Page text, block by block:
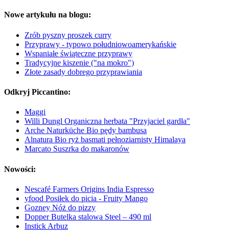
Nowe artykułu na blogu:
Zrób pyszny proszek curry
Przyprawy - typowo południowoamerykańskie
Wspaniałe świąteczne przyprawy
Tradycyjne kiszenie ("na mokro")
Złote zasady dobrego przyprawiania
Odkryj Piccantino:
Maggi
Willi Dungl Organiczna herbata "Przyjaciel gardła"
Arche Naturküche Bio pędy bambusa
Alnatura Bio ryż basmati pełnoziarnisty Himalaya
Marcato Suszrka do makaronów
Nowości:
Nescafé Farmers Origins India Espresso
yfood Posiłek do picia - Fruity Mango
Gozney Nóż do pizzy
Dopper Butelka stalowa Steel – 490 ml
Instick Arbuz